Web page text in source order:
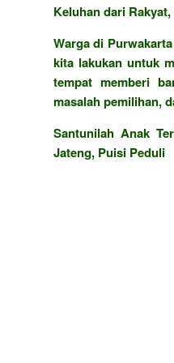
Keluhan dari
Warga di
kita lakukan untuk
tempat memberi
masalah pemilihan,
Santunilah Anak
Jateng, Puisi Peduli